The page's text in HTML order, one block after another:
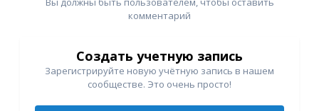
комментарий
Создать учетную запись
Зарегистрируйте новую учётную запись в нашем
сообществе. Это очень просто!